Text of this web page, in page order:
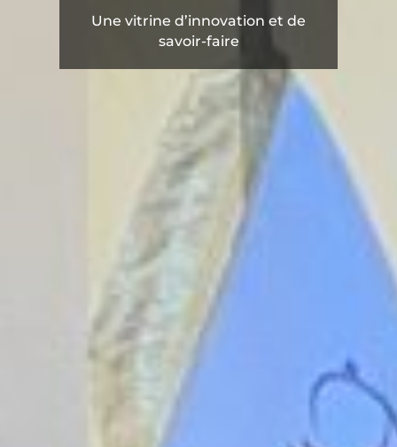
Une vitrine d’innovation et de
savoir-faire